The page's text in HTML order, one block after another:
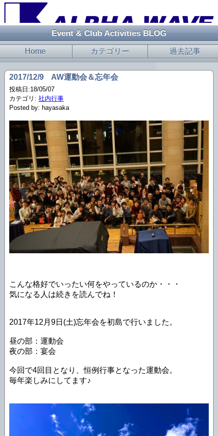
Event & Club Activities BLOG
Home カテゴリー 過去記事
2017/12/9 AW運動会＆忘年会
投稿日:18/05/07
カテゴリ: 社内行事
Posted by: hayasaka
こんな格好でいったい何をやっているのか・・・
気になる人は続きを読んでね！
2017年12月9日(土)忘年会を初島で行いました。
昼の部：運動会
夜の部：宴会
今回で4回目となり、恒例行事となった運動会。
毎年楽しみにしてます♪